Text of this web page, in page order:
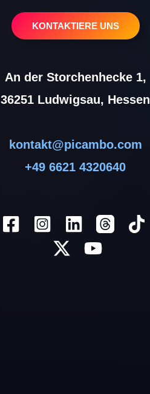
KONTAKTIERE UNS
An der Storchenhecke 1,
36251 Ludwigsau, Hessen
kontakt@picambo.com
+49 6621 4320640